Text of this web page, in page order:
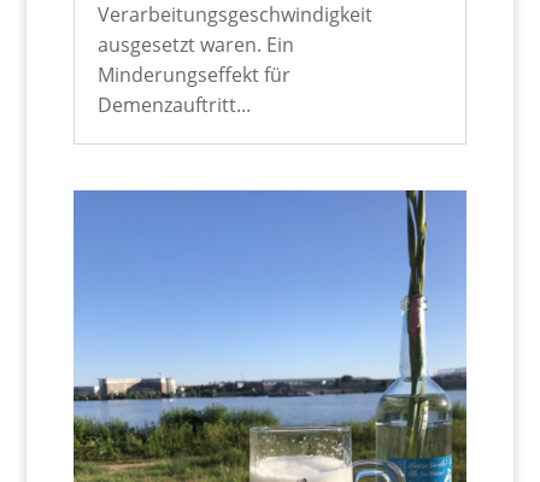
Verarbeitungsgeschwindigkeit
ausgesetzt waren. Ein
Minderungseffekt für
Demenzauftritt...